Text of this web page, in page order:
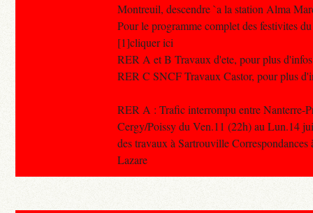
Montreuil, descendre `a la station Alma
Pour le programme complet des festivites
[1]cliquer ici
RER A et B Travaux d'ete, pour plus
RER C SNCF Travaux Castor, pour plus
RER A : Trafic interrompu entre Nanterre-
Cergy/Poissy du Ven.11 (22h) au Lun.14
des travaux à Sartrouville Correspondances
Lazare